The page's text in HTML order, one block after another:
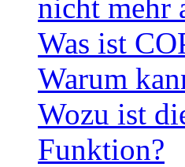
nicht mehr
Was ist
Warum
Wozu ist
Funktion?